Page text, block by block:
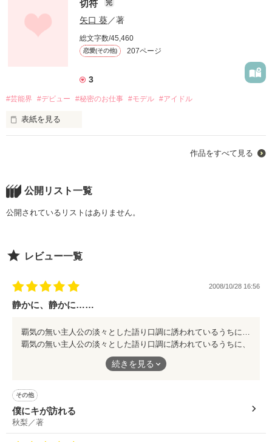
作品を読む
社会人一年生！！
目の前に見えるのは……
違う社会にも
あんな出会いが
あんな事件が
起こるなんて思わずに……
2007.12.05《完結》
アナタには親がいますか？
アナタには子供がいますか？
それを当たり前だと……
思っていませんか？？？
当たり前に家族を
少しでも
知って頂けると嬉しいです
作品を読む
その人を見たとき
素直に綺麗だと思った
サラサラした茶色い髪と
だけど
出来すぎたその容姿の前で
切符 完
矢口 葵／著
総文字数/45,460
恋愛(その他) 207ページ
3
#芸能界 #デビュー #秘密のお仕事 #モデル #アイドル
表紙を見る
芸能人だって
ここはそんなオトコ達の
厳重に管理された
作品をすべて見る
公開リスト一覧
公開されているリストはありません。
レビュー一覧
2008/10/28 16:56
静かに、静かに……
覇気の無い主人公の淡々とした語り口調に誘われているうちに、彼の考え方がだんだんと入ってきて……。 こんなに静かな感情移入は珍しいかもしれない、そう感じました。 文字数、ページ数、は決して多くない筈なのに、最後まで読み終えた時、随分と長い時間が経ったように思える不思議な感覚。 そして……涙が自然と溢れていました。 この感情は一体何なのか。是非一度、体験してみて下さい。
覇気の無い主人公の淡々とした語り口調に誘われているうちに、
彼の考え方がだんだんと入ってきて……。
た。
文字数、ページ数、は決して多くない筈なのに、最後まで読み終
えた時、随分と長い時間が経ったように思える不思議な感覚。
続きを見る
その他
僕にキが訪れる
秋梨／著